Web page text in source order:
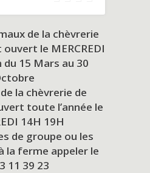
de la chèvrerie
le MERCREDI
du 15 Mars au 30
la chèvrerie de
toute l’année le
14H 19H
de groupe ou les
la ferme appeler le
11 39 23